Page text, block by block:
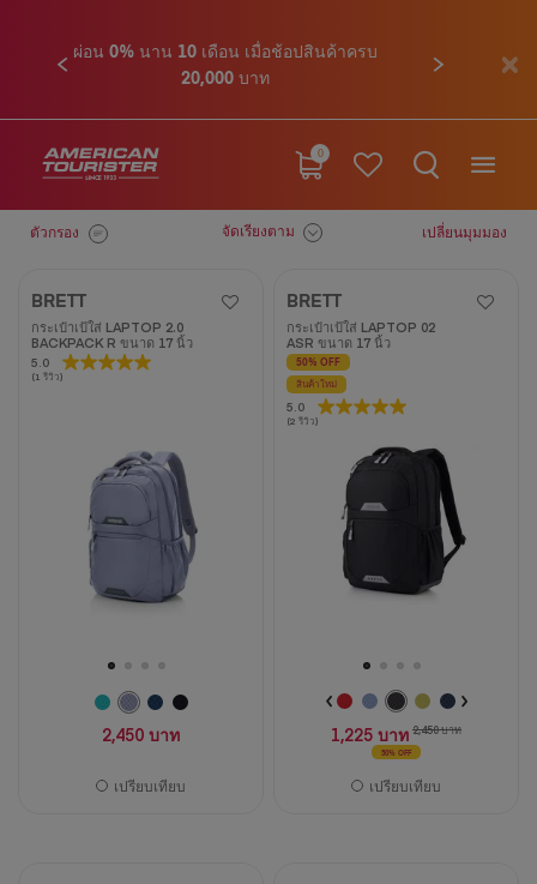
0
เปลี่ยนมุมมอง
จัดเรียงตาม
ตัวกรอง
BRETT
กระเป๋าเป้ใส่ LAPTOP 2.0
BACKPACK R ขนาด 17 นิ้ว
5.0
(1 รีวิว)
5.0
จาก
2,450 บาท
เปรียบเทียบ
BRETT
กระเป๋าเป้ใส่ LAPTOP 02
ASR ขนาด 17 นิ้ว
50% OFF
สินค้าใหม่
5.0
(2 รีวิว)
5.0
จาก
1,225 บาท 2,450 บาท
50% OFF
เปรียบเทียบ